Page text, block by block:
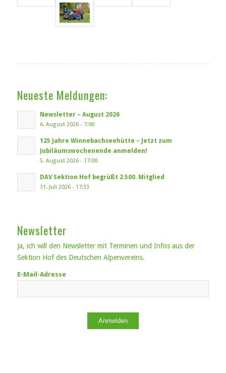
Neueste Meldungen:
Newsletter – August 2026
6. August 2026 - 7:00
125 Jahre Winnebachseehütte – Jetzt zum
Jubiläumswochenende anmelden!
5. August 2026 - 17:00
DAV Sektion Hof begrüßt 2.500. Mitglied
31. Juli 2026 - 17:33
Newsletter
Ja, ich will den Newsletter mit Terminen und Infos aus der
Sektion Hof des Deutschen Alpenvereins.
E-Mail-Adresse
Anmelden